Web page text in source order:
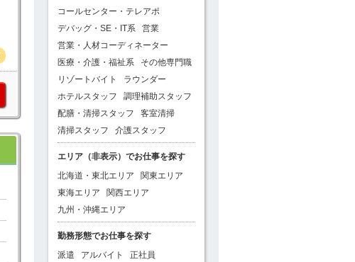
コールセンター・テレアポ
デバッグ・SE・IT系
営業
営業・人材コーディネーター
医療・介護・福祉系
その他専門職
リゾートバイト
ラウンダー
ホテルスタッフ
調理補助スタッフ
配膳・清掃スタッフ
客室清掃
清掃スタッフ
介護スタッフ
エリア（非表示）でお仕事を探す
北海道・東北エリア
関東エリア
東海エリア
関西エリア
九州・沖縄エリア
勤務形態でお仕事を探す
派遣
アルバイト
正社員